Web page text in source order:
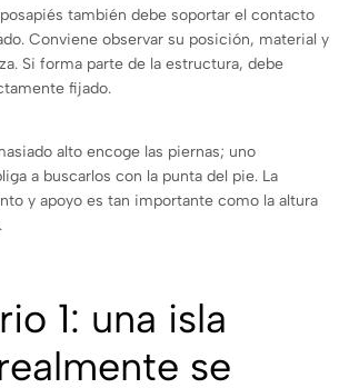
también debe soportar el contacto
Conviene observar su posición, material y
Si forma parte de la estructura, debe
fijado.
alto encoge las piernas; uno
a buscarlos con la punta del pie. La
y apoyo es tan importante como la altura
1: una isla
se